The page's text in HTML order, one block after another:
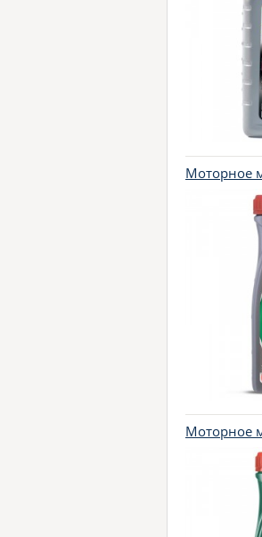
Моторное
Моторное